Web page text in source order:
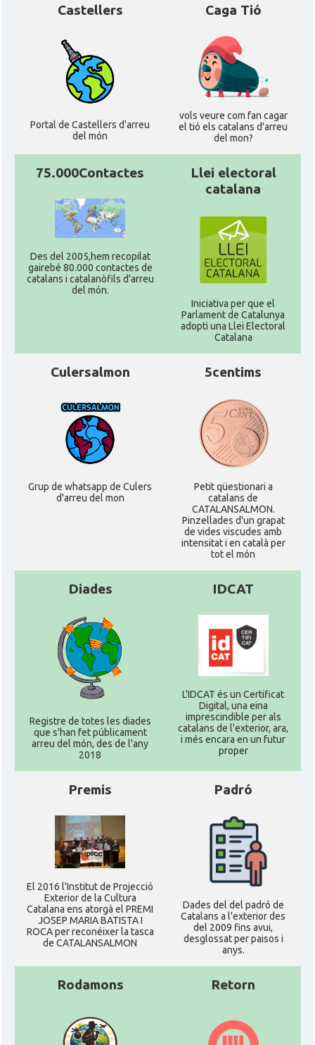
Castellers
Portal de Castellers d'arreu
del món
Caga Tió
vols veure com fan cagar
el tió els catalans d'arreu
del mon?
75.000Contactes
Des del 2005,hem recopilat
gairebé 80.000 contactes de
catalans i catalanòfils d'arreu
del món.
Llei electoral
catalana
Iniciativa per que el
Parlament de Catalunya
adopti una Llei Electoral
Catalana
Culersalmon
Grup de whatsapp de Culers
d'arreu del mon
5centims
Petit qüestionari a
catalans de
CATALANSALMON.
Pinzellades d'un grapat
de vides viscudes amb
intensitat i en català per
tot el món
Diades
Registre de totes les diades
que s'han fet públicament
arreu del món, des de l'any
2018
IDCAT
L'IDCAT és un Certificat
Digital, una eina
imprescindible per als
catalans de l'exterior, ara,
i més encara en un futur
proper
Premis
El 2016 l'Institut de Projecció
Exterior de la Cultura
Catalana ens atorgà el PREMI
JOSEP MARIA BATISTA I
ROCA per reconéixer la tasca
de CATALANSALMON
Padró
Dades del del padró de
Catalans a l'exterior des
del 2009 fins avui,
desglossat per paisos i
anys.
Rodamons Retorn